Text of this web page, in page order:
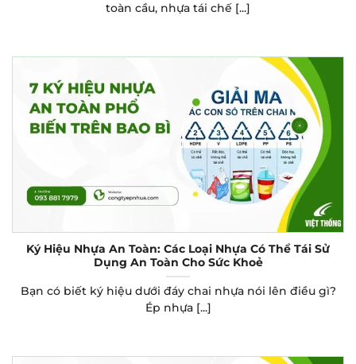
toàn cầu, nhựa tái chế [...]
Ký Hiệu Nhựa An Toàn: Các Loại Nhựa Có Thể Tái Sử
Dụng An Toàn Cho Sức Khoẻ
Bạn có biết ký hiệu dưới đáy chai nhựa nói lên điều gì?
Ép nhựa [...]